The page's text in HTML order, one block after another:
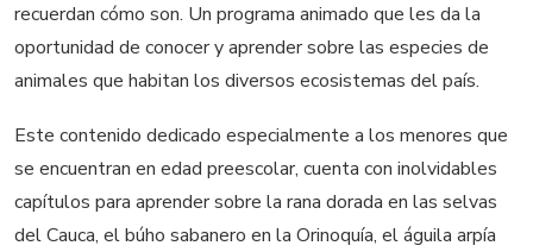
recuerdan cómo son. Un programa animado que les da la
oportunidad de conocer y aprender sobre las especies de
animales que habitan los diversos ecosistemas del país.
Este contenido dedicado especialmente a los menores que
se encuentran en edad preescolar, cuenta con inolvidables
capítulos para aprender sobre la rana dorada en las selvas
del Cauca, el búho sabanero en la Orinoquía, el águila arpía